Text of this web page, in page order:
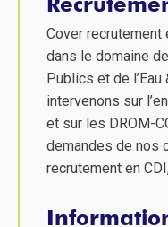
Cover
dans le domaine
Publics et de l’Eau
intervenons sur
et sur les DROM-
demandes de nos
recrutement en